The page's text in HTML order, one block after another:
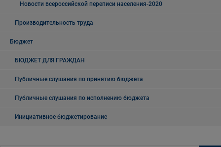
Новости всероссийской переписи населения-2020
Производительность труда
Бюджет
БЮДЖЕТ ДЛЯ ГРАЖДАН
Публичные слушания по принятию бюджета
Публичные слушания по исполнению бюджета
Инициативное бюджетирование